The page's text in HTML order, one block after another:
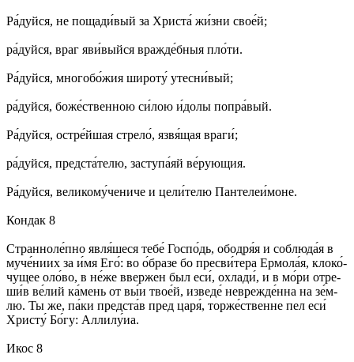
Ра́­дуй­ся, не по­ща­ди́­вый за Хри­ста́ жи́з­ни свое́й;
ра́­дуй­ся, враг яви́­вый­ся враж­де́б­ныя пло́­ти.
Ра́­дуй­ся, мно­го­бо́­жия ши­ро­ту́ утес­ни́­вый;
ра́­дуй­ся, бо­же́­ствен­ною си́­лою и́до­лы по­пра́­вый.
Ра́­дуй­ся, остре́й­шая стре­ло́, яз­вя́­щая вра­ги́;
ра́­дуй­ся, пред­ста́­те­лю, зас­ту­па́яй ве́­рую­щия.
Ра́­дуй­ся, ве­ли­ко­му́­че­ни­че и це­ли́­те­лю Пан­те­леи́­мо­не.
Кондак 8
Стран­но­ле́п­но явля́­ше­ся те­бе́ Гос­по́дь, обод­ря́я и со­блю­да́я в
му­че́­ни­их за и́мя Его́: во о́б­ра­зе бо пре­сви́­те­ра Ермо­ла́я, кло­ко́­
чу­щее оло́­во, в не́­же ввер­жен был еси́, охла­ди́, и в мо́­ри от­ре­
ши́в ве́­лий ка́­мень от вы́и тво­е́й, из­ве­де́ не­вреж­де́н­на на зе́м­
лю. Ты же, па́­ки пред­ста́в пред ца­ря́, тор­же́ст­вен­не пел еси́
Хри­сту́ Бо́­гу: Алли­лу́иа.
Икос 8